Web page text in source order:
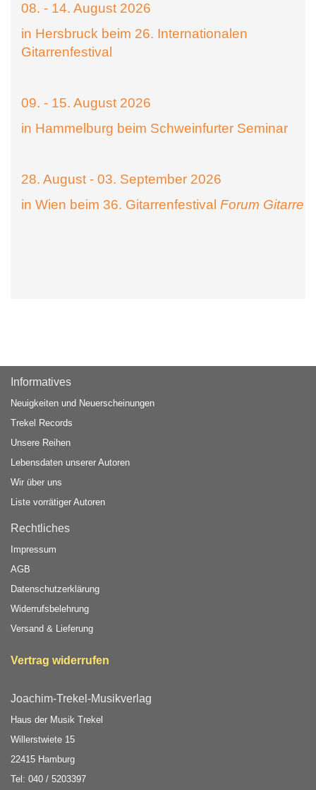
08. - 14. August 2026
in Hersbruck beim 26. Internationalen
Gitarrenfestival
09. - 15. August 2026
in Hammelburg beim Schweinfurter Seminar
28. August - 03. September 2026
in Wien beim 36. Gitarrenfestival Forum Gitarre
Informatives
Neuigkeiten und Neuerscheinungen
Trekel Records
Unsere Reihen
Lebensdaten unserer Autoren
Wir über uns
Liste vorrätiger Autoren
Rechtliches
Impressum
AGB
Datenschutzerklärung
Widerrufsbelehrung
Versand & Lieferung
Vertrag widerrufen
Joachim-Trekel-Musikverlag
Haus der Musik Trekel
Willerstwiete 15
22415 Hamburg
Tel: 040 / 5203397